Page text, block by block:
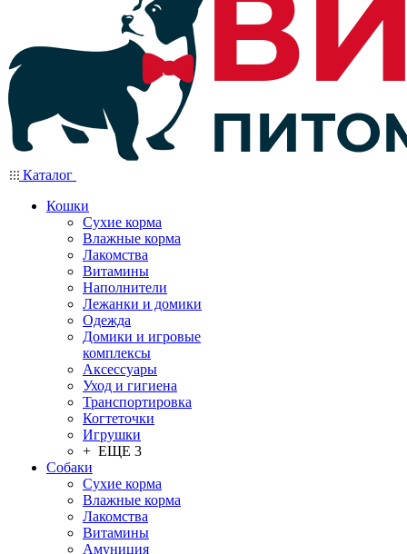
Каталог
Кошки
Сухие корма
Влажные корма
Лакомства
Витамины
Наполнители
Лежанки и домики
Одежда
Домики и игровые
комплексы
Аксессуары
Уход и гигиена
Транспортировка
Когтеточки
Игрушки
+ ЕЩЕ 3
Собаки
Сухие корма
Влажные корма
Лакомства
Витамины
Амуниция